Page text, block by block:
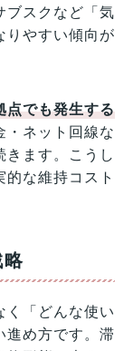
ブスクなど「気
りやすい傾向が
点でも発生する
・ネット回線な
きます。こうし
な維持コスト
略
く「どんな使い
進め方です。滞